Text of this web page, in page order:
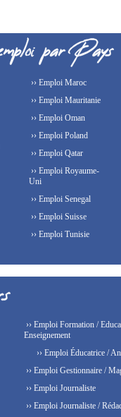
›› Emploi Maroc
›› Emploi Mauritanie
›› Emploi Oman
›› Emploi Poland
›› Emploi Qatar
›› Emploi Royaume-
Uni
›› Emploi Senegal
›› Emploi Suisse
›› Emploi Tunisie
›› Emploi Formation /
Enseignement
›› Emploi Éducatrice /
›› Emploi Gestionnaire /
›› Emploi Journaliste
›› Emploi Journaliste /